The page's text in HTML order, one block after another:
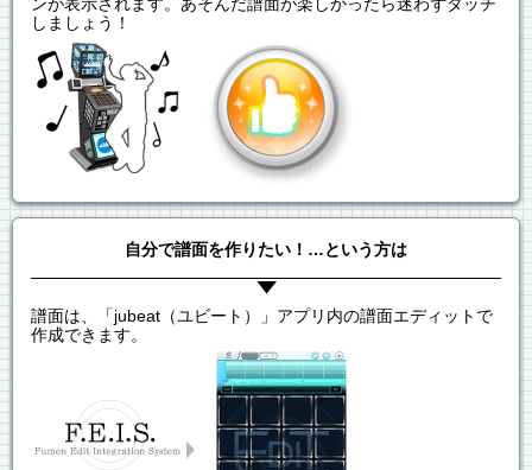
しましょう！
自分で譜面を作りたい！…という方は
譜面は、「jubeat（ユビート）」アプリ内の譜面エディットで
作成できます。